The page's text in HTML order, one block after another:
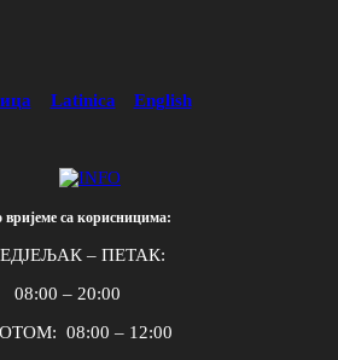
Latinica English
вријеме са корисницима:
– ПЕТАК:
08:00 – 20:00
08:00 – 12:00